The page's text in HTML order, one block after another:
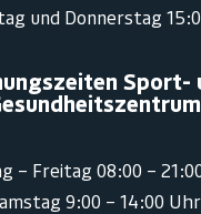
und Donnerstag
Sport-
– Freitag 08:00 –
9:00 – 14:00 Uhr